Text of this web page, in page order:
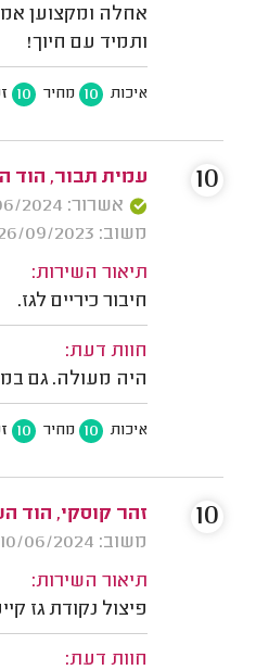
אחלה ומקצוען
ותמיד עם חיוך!
איכות 10 מחיר 10
עמית תבור, הוד
אשרור: 13/06/2024
משוב: 26/09/2023
תיאור השירות:
חיבור כיריים לגז.
חוות דעת:
היה מעולה. גם
איכות 10 מחיר 10
10
זהר קוסקי, הוד
משוב: 10/06/2024
תיאור השירות:
פיצול נקודת גז
חוות דעת:
10